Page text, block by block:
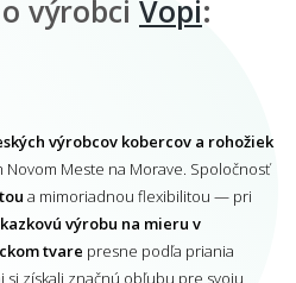
výrobci Vopi:
výrobcov kobercov a rohožiek
Meste na Morave. Spoločnosť
a mimoriadnou flexibilitou — pri
výrobu na mieru v
tvare presne podľa priania
si získali značnú obľubu pre svoju